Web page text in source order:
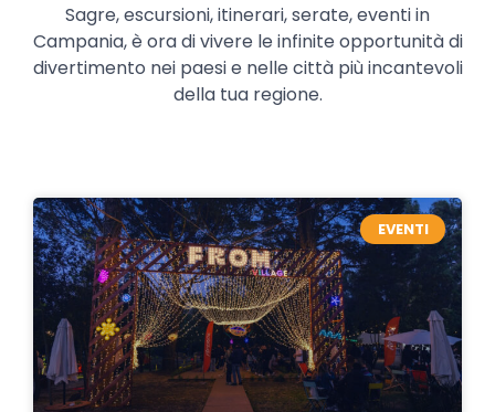
Sagre, escursioni, itinerari, serate, eventi in
Campania, è ora di vivere le infinite opportunità di
divertimento nei paesi e nelle città più incantevoli
della tua regione.
EVENTI